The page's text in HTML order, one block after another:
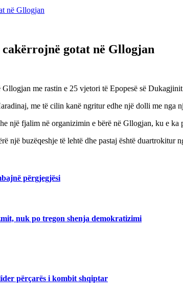
në Gllogjan
gotat në Gllogjan
me rastin e 25 vjetori të Epopesë së
me të cilin kanë ngritur edhe një dolli me nga
një fjalim në organizimin e bërë në Gllogjan, ku e ka
një buzëqeshje të lehtë dhe pastaj është duartrokitur
përgjegjësi
nuk po tregon shenja demokratizimi
përçarës i kombit shqiptar